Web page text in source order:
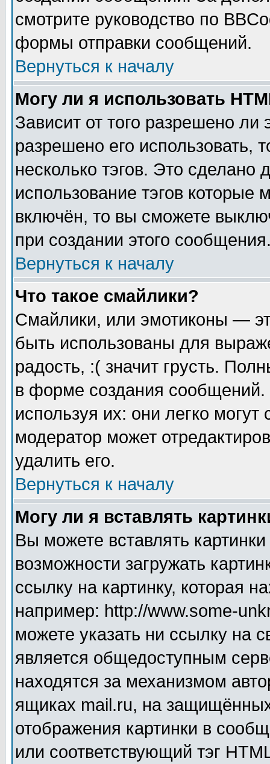
смотрите руководство по
формы отправки сообщений.
Вернуться к началу
Могу ли я использовать
Зависит от того разрешено
разрешено его использовать,
несколько тэгов. Это сделано
использование тэгов
включён, то вы сможете
при создании этого
Вернуться к началу
Что такое смайлики?
Смайлики, или эмотиконы —
быть использованы для
радость, :( значит грусть.
в форме создания сообщений.
используя их: они легко
модератор может
удалить его.
Вернуться к началу
Могу ли я вставлять
Вы можете вставлять
возможности загружать
ссылку на картинку, которая
например: http://www.some-
можете указать ни ссылку на
является общедоступным
находятся за механизмом
ящиках mail.ru, на
отображения картинки в
или соответствующий тэг